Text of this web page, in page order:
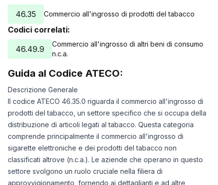
46.35
Commercio all'ingrosso di prodotti del tabacco
Codici correlati:
46.49.9
Commercio all'ingrosso di altri beni di consumo
n.c.a.
Guida al Codice ATECO:
Descrizione Generale
Il codice ATECO 46.35.0 riguarda il commercio all'ingrosso di
prodotti del tabacco, un settore specifico che si occupa della
distribuzione di articoli legati al tabacco. Questa categoria
comprende principalmente il commercio all'ingrosso di
sigarette elettroniche e dei prodotti del tabacco non
classificati altrove (n.c.a.). Le aziende che operano in questo
settore svolgono un ruolo cruciale nella filiera di
approvvigionamento, fornendo ai dettaglianti e ad altre